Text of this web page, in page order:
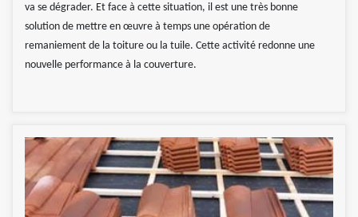
va se dégrader. Et face à cette situation, il est une très bonne
solution de mettre en œuvre à temps une opération de
remaniement de la toiture ou la tuile. Cette activité redonne une
nouvelle performance à la couverture.